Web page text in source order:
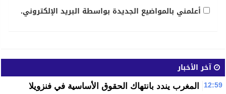
أعلمني بالمواضيع الجديدة بواسطة البريد الإلكتروني.
آخر الأخبار
12:59 المغرب يندد بانتهاك الحقوق الأساسية في فنزويلا